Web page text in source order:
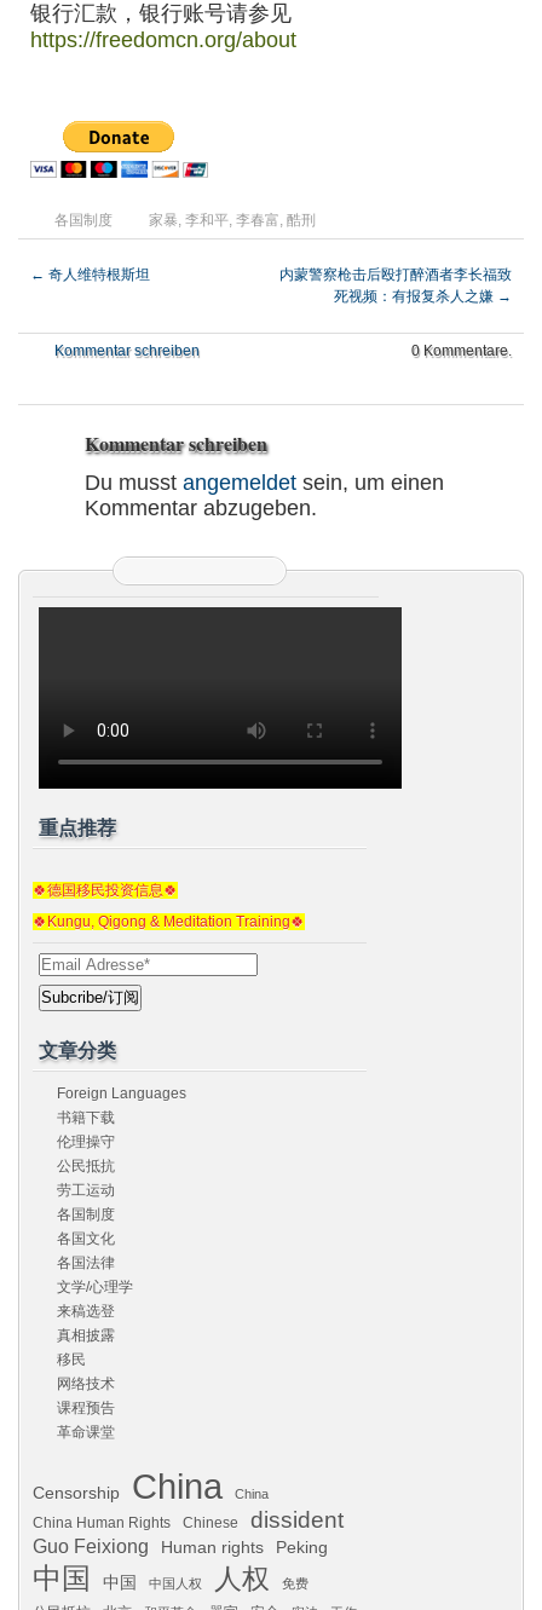
银行汇款，银行账号请参见
https://freedomcn.org/about
各国制度 家暴, 李和平, 李春富, 酷刑
← 奇人维特根斯坦
内蒙警察枪击后殴打醉酒者李长福致
死视频：有报复杀人之嫌 →
Kommentar schreiben 0 Kommentare.
Kommentar schreiben
Du musst angemeldet sein, um einen
Kommentar abzugeben.
重点推荐
🍀德国移民投资信息🍀
🍀Kungu, Qigong & Meditation Training🍀
文章分类
Foreign Languages
书籍下载
伦理操守
公民抵抗
劳工运动
各国制度
各国文化
各国法律
文学/心理学
来稿选登
真相披露
移民
网络技术
课程预告
革命课堂
Censorship China China
China Human Rights Chinese dissident
Guo Feixiong Human rights Peking
中国 中国 中国人权 人权 免费